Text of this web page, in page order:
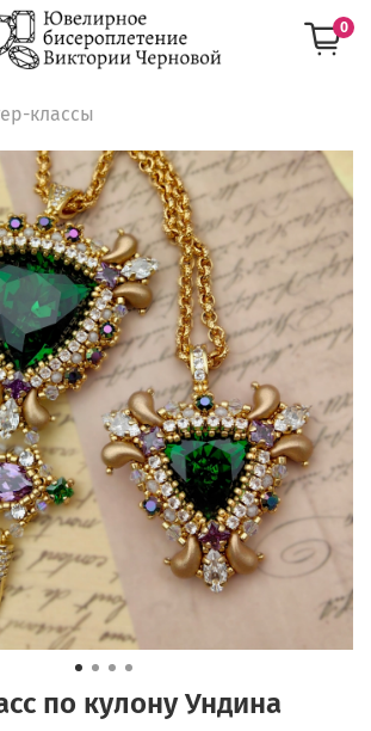
0
классы
по кулону Ундина